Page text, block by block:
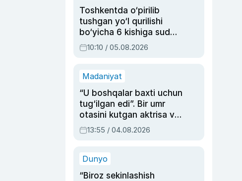
Toshkentda o‘pirilib
tushgan yo‘l qurilishi
bo‘yicha 6 kishiga sud
hukmi o‘qildi
10:10 / 05.08.2026
Madaniyat
“U boshqalar baxti uchun
tug‘ilgan edi”. Bir umr
otasini kutgan aktrisa va
dublyaj ustasi Rimma
Ahmedovaning
13:55 / 04.08.2026
Dunyo
“Biroz sekinlashish